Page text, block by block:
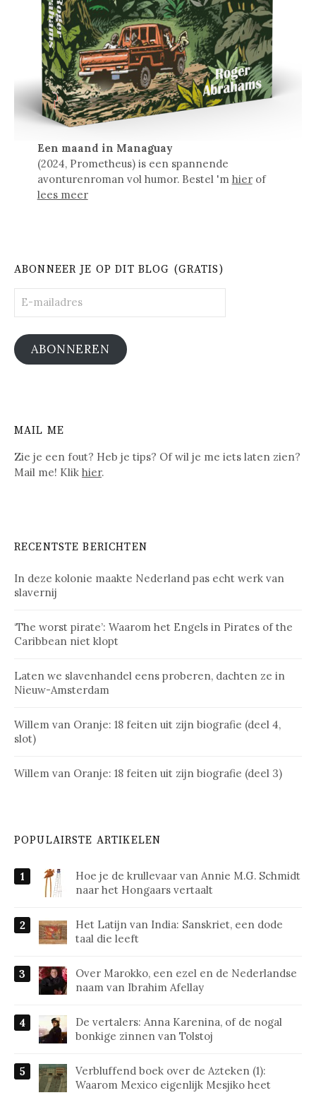
Een maand in Managuay
(2024, Prometheus) is een spannende
avonturenroman vol humor. Bestel 'm hierof
lees meer
ABONNEER JE OP DIT BLOG (GRATIS)
mailadres
ABONNEREN
MAIL ME
Zie je een fout? Heb je tips? Of wil je me iets laten zien?
Mail me! Klik hier.
RECENTSTE BERICHTEN
In deze kolonie maakte Nederland pas echt werk van
slavernij
‘The worst pirate’: Waarom het Engels in Pirates of the
Caribbean niet klopt
Laten we slavenhandel eens proberen, dachten ze in
Nieuw-Amsterdam
Willem van Oranje: 18 feiten uit zijn biografie (deel 4,
slot)
Willem van Oranje: 18 feiten uit zijn biografie (deel 3)
POPULAIRSTE ARTIKELEN
Hoe je de krullevaar van Annie M.G. Schmidt
naar het Hongaars vertaalt
Het Latijn van India: Sanskriet, een dode
taal die leeft
Over Marokko, een ezel en de Nederlandse
naam van Ibrahim Afellay
De vertalers: Anna Karenina, of de nogal
bonkige zinnen van Tolstoj
Verbluffend boek over de Azteken (1):
Waarom Mexico eigenlijk Mesjiko heet